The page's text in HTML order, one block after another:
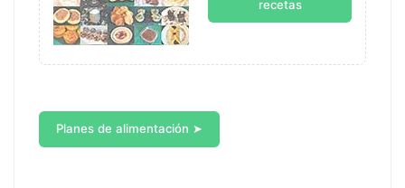
recetas
Planes de alimentación ➤